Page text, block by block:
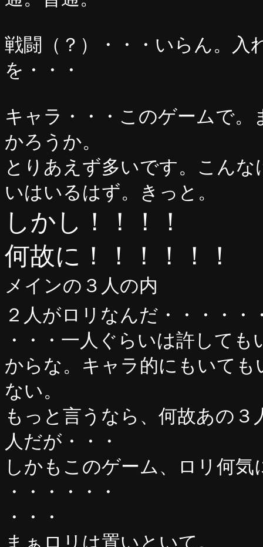
戦闘（？）・・・いらん。
を・・・
キャラ・・・このゲームで
かろうか。
とりあえず多いです。こん
いはいるはず。きっと。
しかし！！！！
何故に！！！！！！
メインの３人の内
２人がロリなんだ・・・・・
・・・一人ぐらいは許して
からな。キャラ的にもいて
ない。
もっと言うなら、何故あの
人だが・・・
しかもこのゲーム、ロリ何
・・・・・・
・・・
まぁロリは置いといて。